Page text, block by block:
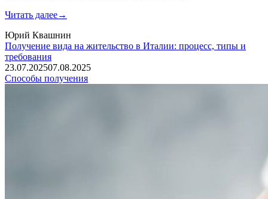
Читать далее→
Юрий Квашнин
Получение вида на жительство в Италии: процесс, типы и
требования
23.07.202507.08.2025
Способы получения